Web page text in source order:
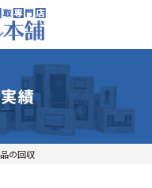
績
の回収